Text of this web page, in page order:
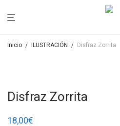
Inicio / ILUSTRACIÓN / Disfraz Zorrita
Disfraz Zorrita
18,00€